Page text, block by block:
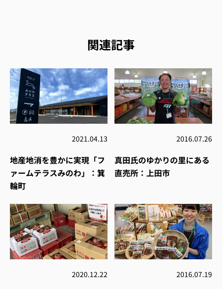
関連記事
2021.04.13
地産地消を豊かに実現「フ
ァームテラスみのわ」：箕
輪町
2016.07.26
真田氏のゆかりの里にある
直売所：上田市
2020.12.22 2016.07.19